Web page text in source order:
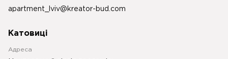
apartment_lviv@kreator-bud.com
Катовиці
Адреса